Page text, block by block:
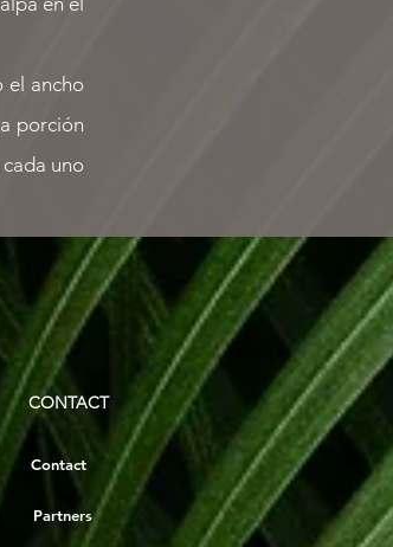
el ancho
porción
uno
CONTACT
Contact
Partners